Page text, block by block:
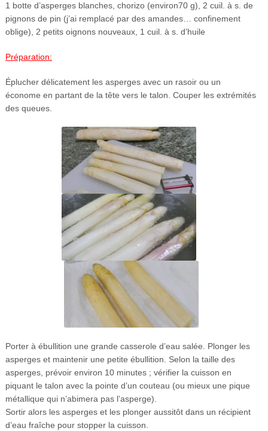
1 botte d’asperges blanches, chorizo (environ70 g), 2 cuil. à s. de
pignons de pin (j’ai remplacé par des amandes… confinement
oblige), 2 petits oignons nouveaux, 1 cuil. à s. d’huile
Préparation:
Éplucher délicatement les asperges avec un rasoir ou un
économe en partant de la tête vers le talon. Couper les extrémités
des queues.
Porter à ébullition une grande casserole d’eau salée. Plonger les
asperges et maintenir une petite ébullition. Selon la taille des
asperges, prévoir environ 10 minutes ; vérifier la cuisson en
piquant le talon avec la pointe d’un couteau (ou mieux une pique
métallique qui n’abimera pas l’asperge).
Sortir alors les asperges et les plonger aussitôt dans un récipient
d’eau fraîche pour stopper la cuisson.